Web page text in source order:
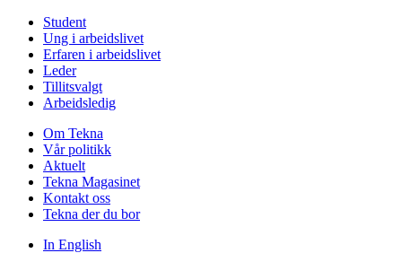
Student
Ung i arbeidslivet
Erfaren i arbeidslivet
Leder
Tillitsvalgt
Arbeidsledig
Om Tekna
Vår politikk
Aktuelt
Tekna Magasinet
Kontakt oss
Tekna der du bor
In English